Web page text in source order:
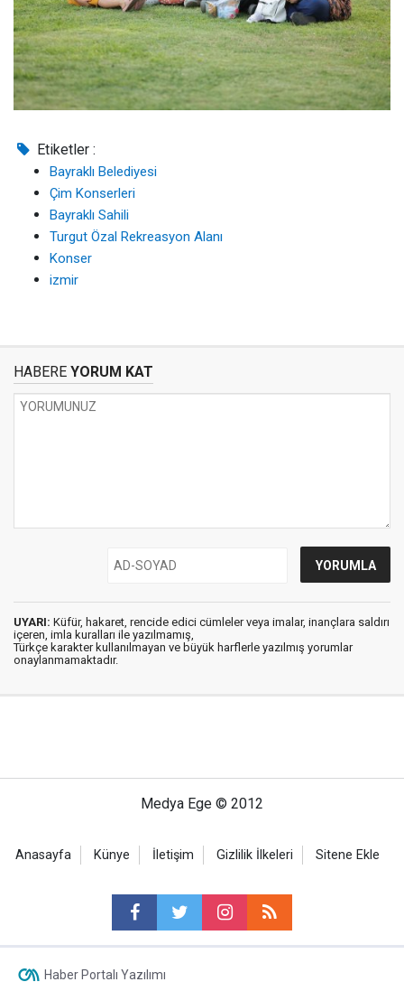
Etiketler :
Bayraklı Belediyesi
Çim Konserleri
Bayraklı Sahili
Turgut Özal Rekreasyon Alanı
Konser
izmir
HABERE YORUM KAT
UYARI: Küfür, hakaret, rencide edici cümleler veya imalar, inançlara saldırı
içeren, imla kuralları ile yazılmamış,
Türkçe karakter kullanılmayan ve büyük harflerle yazılmış yorumlar
onaylanmamaktadır.
Medya Ege © 2012
Anasayfa Künye İletişim Gizlilik İlkeleri Sitene Ekle
Haber Portalı Yazılımı